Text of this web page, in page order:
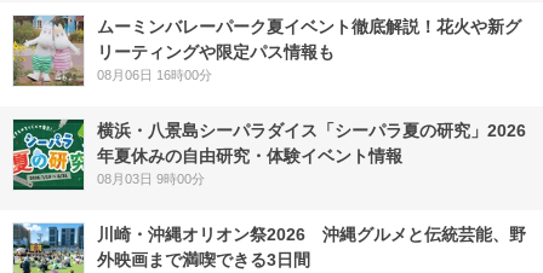
ムーミンバレーパーク夏イベント徹底解説！花火や新グ
リーティングや限定パス情報も
08月06日 16時00分
横浜・八景島シーパラダイス「シーパラ夏の研究」2026
年夏休みの自由研究・体験イベント情報
08月03日 9時00分
川崎・沖縄オリオン祭2026 沖縄グルメと伝統芸能、野
外映画まで満喫できる3日間